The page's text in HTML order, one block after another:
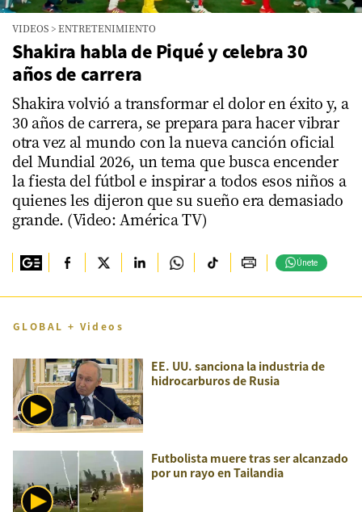
VIDEOS >ENTRETENIMIENTO
Shakira habla de Piqué y celebra 30
años de carrera
Shakira volvió a transformar el dolor en éxito y, a
30 años de carrera, se prepara para hacer vibrar
otra vez al mundo con la nueva canción oficial
del Mundial 2026, un tema que busca encender
la fiesta del fútbol e inspirar a todos esos niños a
quienes les dijeron que su sueño era demasiado
grande. (Video: América TV)
Únete
GLOBAL + Videos
EE. UU. sanciona la industria de
hidrocarburos de Rusia
Futbolista muere tras ser alcanzado
por un rayo en Tailandia